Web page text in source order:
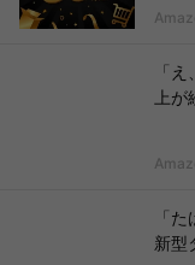
「
上が
「
新型